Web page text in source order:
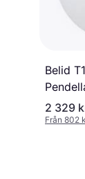
Belid
2 329
Från 802